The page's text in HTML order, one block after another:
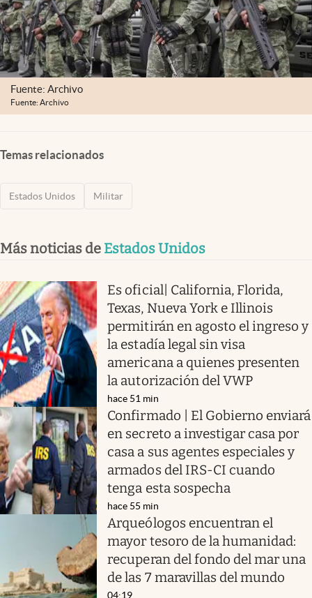
Fuente: Archivo
Fuente: Archivo
Temas relacionados
Estados Unidos Militar
Más noticias de Estados Unidos
Es oficial| California, Florida,
Texas, Nueva York e Illinois
permitirán en agosto el ingreso y
la estadía legal sin visa
americana a quienes presenten
la autorización del VWP
hace 51 min
Confirmado | El Gobierno enviará
en secreto a investigar casa por
casa a sus agentes especiales y
armados del IRS-CI cuando
tenga esta sospecha
hace 55 min
Arqueólogos encuentran el
mayor tesoro de la humanidad:
recuperan del fondo del mar una
de las 7 maravillas del mundo
04:19